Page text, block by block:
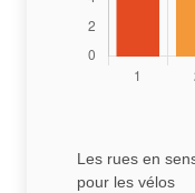
Les rues en
pour les vélos